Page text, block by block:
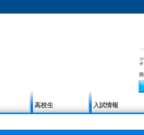
高校生 入試情報